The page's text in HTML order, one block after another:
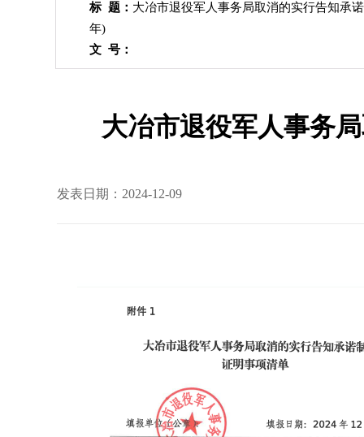
标 题： 大冶市退役军人事务局取消的实行告知承
年)
文 号：
大冶市退役军人事务
发表日期：2024-12-09